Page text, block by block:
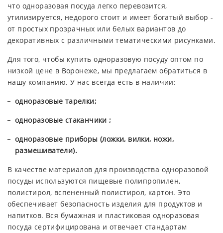
что одноразовая посуда легко перевозится,
утилизируется, недорого стоит и имеет богатый выбор -
от простых прозрачных или белых вариантов до
декоративных с различными тематическими рисунками.
Для того, чтобы купить одноразовую посуду оптом по
низкой цене в Воронеже, мы предлагаем обратиться в
нашу компанию. У нас всегда есть в наличии:
одноразовые тарелки;
одноразовые стаканчики ;
одноразовые приборы (ложки, вилки, ножи,
размешиватели).
В качестве материалов для производства одноразовой
посуды используются пищевые полипропилен,
полистирол, вспененный полистирол, картон. Это
обеспечивает безопасность изделия для продуктов и
напитков. Вся бумажная и пластиковая одноразовая
посуда сертифицирована и отвечает стандартам